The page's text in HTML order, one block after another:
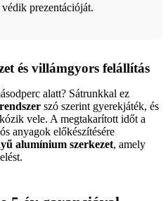
prezentációját.
és villámgyors felállítás
alatt? Sátrunkkal ez
szó szerint gyerekjáték, és
vele. A megtakarított időt a
anyagok előkészítésére
alumínium szerkezet, amely